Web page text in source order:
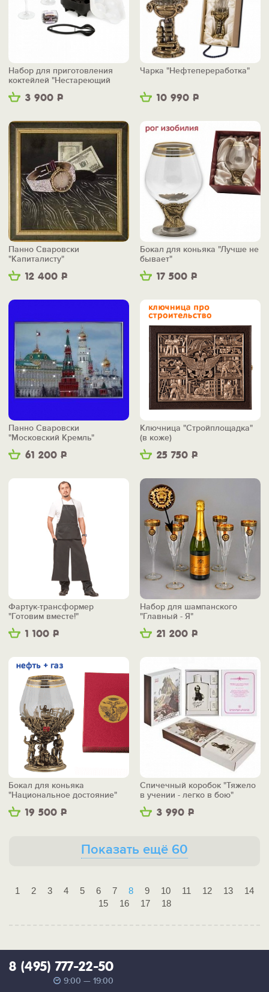
3 900 Р
Набор для приготовления
коктейлей "Нестареющий
дуэт"
10 990 Р
Чарка "Нефтепереработка"
12 400 Р
Панно Сваровски
"Капиталисту"
17 500 Р
Бокал для коньяка "Лучше не
бывает"
61 200 Р
Панно Сваровски
"Московский Кремль"
25 750 Р
Ключница "Стройплощадка"
(в коже)
1 100 Р
Фартук-трансформер
"Готовим вместе!"
21 200 Р
Набор для шампанского
"Главный - Я"
19 500 Р
Бокал для коньяка
"Национальное достояние"
3 990 Р
Спичечный коробок "Тяжело
в учении - легко в бою"
Показать ещё 60
1 2 3 4 5 6 7 8 9 10 11 12 13
14
15
16 17 18
8 (495) 777-22-50
9:00 — 19:00